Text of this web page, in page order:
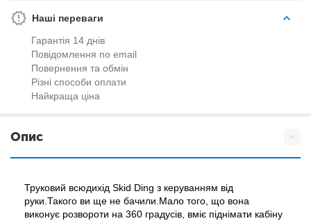
Наші переваги
Гарантія 14 днів
Повідомлення по email
Повернення та обмін
Різні способи оплати
Найкраща ціна
Опис
Труковий всюдихід Skid Ding з керуванням від
руки.Такого ви ще не бачили.Мало того, що вона
виконує розвороти на 360 градусів, вміє піднімати кабіну